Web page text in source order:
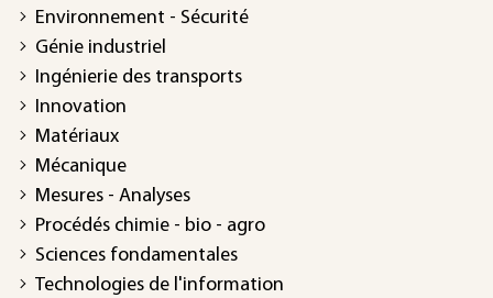
Environnement - Sécurité
Génie industriel
Ingénierie des transports
Innovation
Matériaux
Mécanique
Mesures - Analyses
Procédés chimie - bio - agro
Sciences fondamentales
Technologies de l'information